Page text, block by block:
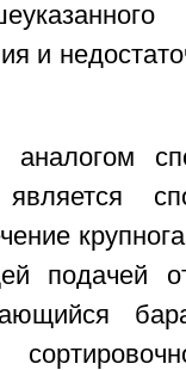
и
аналогом
является
подачей